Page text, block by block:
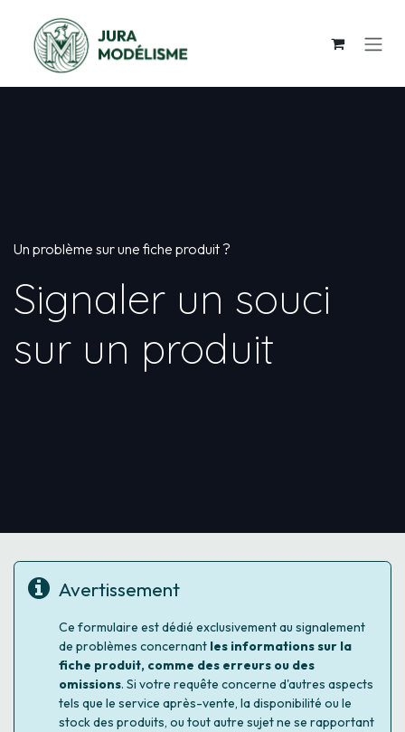
Un problème sur une fiche produit ?
Signaler un souci
sur un produit
Avertissement
Ce formulaire est dédié exclusivement au signalement
de problèmes concernant les informations sur la
fiche produit, comme des erreurs ou des
omissions. Si votre requête concerne d'autres aspects
tels que le service après-vente, la disponibilité ou le
stock des produits, ou tout autre sujet ne se rapportant